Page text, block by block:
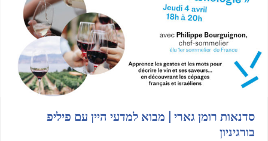
סדנאות רומן גארי | מבוא למדעי היין עם פיליפ
בורגיניון